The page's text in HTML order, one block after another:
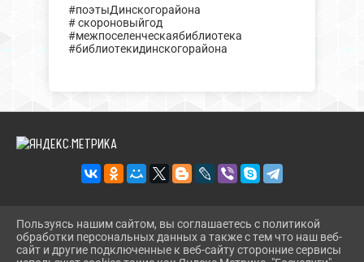
#поэтыДинскогорайона
# скороновыйгод
#межпоселенческаябиблиотека
#библиотекидинскогорайона
2026 Г. DINBIBL.RU
ВХОД
КАРТА САЙТА
Пользуясь нашим сайтом, вы соглашаетесь с политикой
обработки персональных данных а также с тем что наш веб-
сайт и другие подключенные к веб-сайту сторонние сервисы